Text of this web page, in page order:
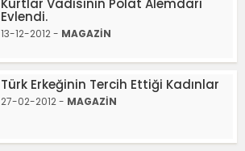
Kurtlar Vadisinin Polat Alemdarı
Evlendi.
13-12-2012 - MAGAZİN
Türk Erkeğinin Tercih Ettiği Kadınlar
27-02-2012 - MAGAZİN